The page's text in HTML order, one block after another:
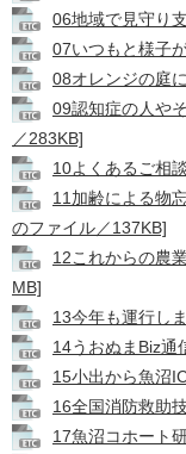
06地域で見守り
07いつもと様子
08オレンジの庭
09認知症の人や
／283KB]
10よくあるご相
11加齢による物
のファイル／137KB]
12これからの農
MB]
13今年も運行し
14うおぬまBiz通
15小出から魚沼
16全国消防救助
17魚沼コホート